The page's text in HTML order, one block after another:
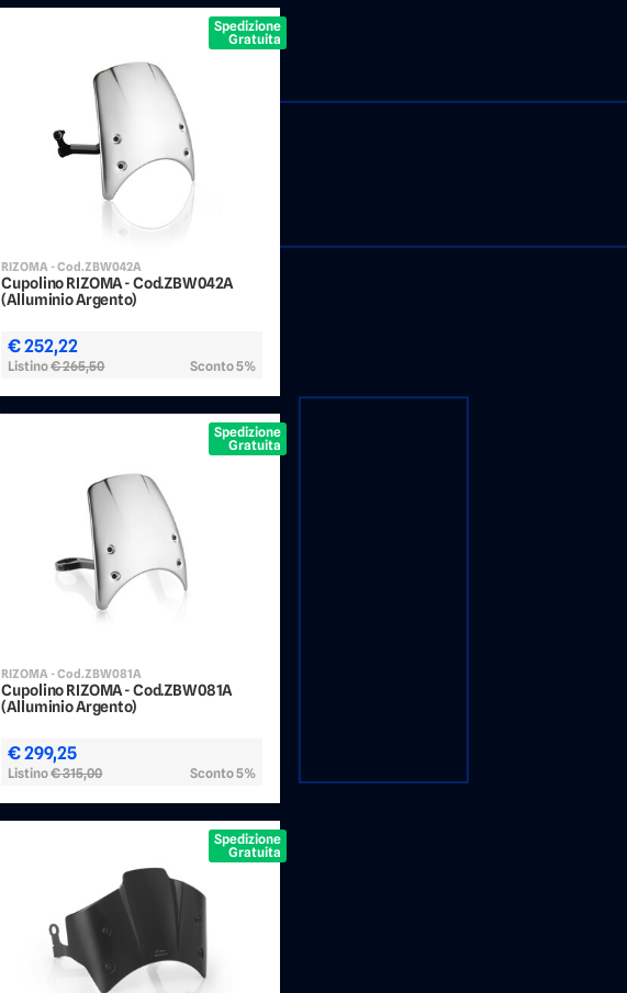
Spedizione
Gratuita
RIZOMA - Cod.ZBW042A
Cupolino RIZOMA - Cod.ZBW042A
(Alluminio Argento)
€ 252,22
Listino€ 265,50 Sconto 5%
Spedizione
Gratuita
RIZOMA - Cod.ZBW081A
Cupolino RIZOMA - Cod.ZBW081A
(Alluminio Argento)
€ 299,25
Listino€ 315,00 Sconto 5%
Spedizione
Gratuita